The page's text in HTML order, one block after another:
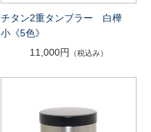
チタン2重タンブラー 白樺
小《5色》
11,000円
（税込み）